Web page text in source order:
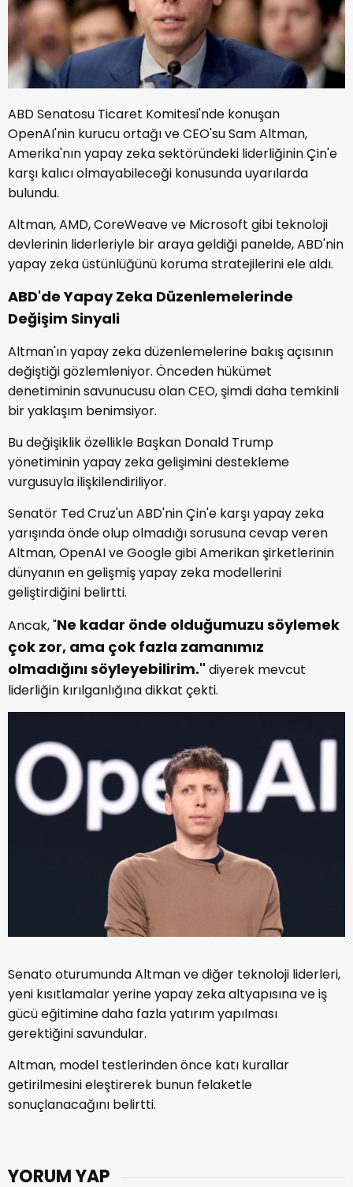
ABD Senatosu Ticaret Komitesi'nde konuşan
OpenAI'nin kurucu ortağı ve CEO'su Sam Altman,
Amerika'nın yapay zeka sektöründeki liderliğinin Çin'e
karşı kalıcı olmayabileceği konusunda uyarılarda
bulundu.
Altman, AMD, CoreWeave ve Microsoft gibi teknoloji
devlerinin liderleriyle bir araya geldiği panelde, ABD'nin
yapay zeka üstünlüğünü koruma stratejilerini ele aldı.
ABD'de Yapay Zeka Düzenlemelerinde
Değişim Sinyali
Altman'ın yapay zeka düzenlemelerine bakış açısının
değiştiği gözlemleniyor. Önceden hükümet
denetiminin savunucusu olan CEO, şimdi daha temkinli
bir yaklaşım benimsiyor.
Bu değişiklik özellikle Başkan Donald Trump
yönetiminin yapay zeka gelişimini destekleme
vurgusuyla ilişkilendiriliyor.
Senatör Ted Cruz'un ABD'nin Çin'e karşı yapay zeka
yarışında önde olup olmadığı sorusuna cevap veren
Altman, OpenAI ve Google gibi Amerikan şirketlerinin
dünyanın en gelişmiş yapay zeka modellerini
geliştirdiğini belirtti.
Ancak, "Ne kadar önde olduğumuzu söylemek
çok zor, ama çok fazla zamanımız
olmadığını söyleyebilirim." diyerek mevcut
liderliğin kırılganlığına dikkat çekti.
Senato oturumunda Altman ve diğer teknoloji liderleri,
yeni kısıtlamalar yerine yapay zeka altyapısına ve iş
gücü eğitimine daha fazla yatırım yapılması
gerektiğini savundular.
Altman, model testlerinden önce katı kurallar
getirilmesini eleştirerek bunun felaketle
sonuçlanacağını belirtti.
YORUM YAP